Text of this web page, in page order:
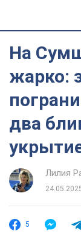
На
жарко:
два
Лилия
5